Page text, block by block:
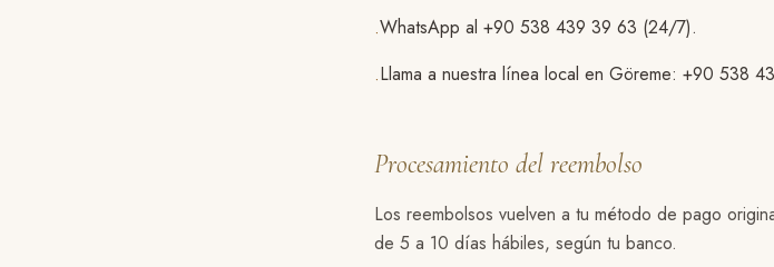
·WhatsApp al +90 538 439 39 63 (24/7).
·Llama a nuestra línea local en Göreme: +90 538
Procesamiento del reembolso
Los reembolsos vuelven a tu método de pago
de 5 a 10 días hábiles, según tu banco.